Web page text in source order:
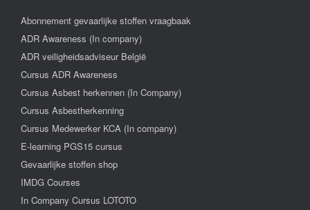
Abonnement gevaarlijke stoffen vraagbaak
ADR Awareness (In company)
ADR veiligheidsadviseur België
Cursus ADR Awareness
Cursus Asbest herkennen (In Company)
Cursus Asbestherkenning
Cursus Medewerker KCA (In company)
E-learning PGS15 cursus
Gevaarlijke stoffen shop
IMDG Courses
In Company Cursus LOTOTO